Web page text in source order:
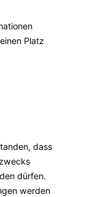
Platz
dass
dürfen.
werden